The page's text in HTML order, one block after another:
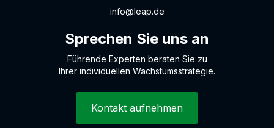
info@leap.de
Sprechen Sie uns an
Führende Experten beraten Sie zu
Ihrer individuellen Wachstumsstrategie.
Kontakt aufnehmen